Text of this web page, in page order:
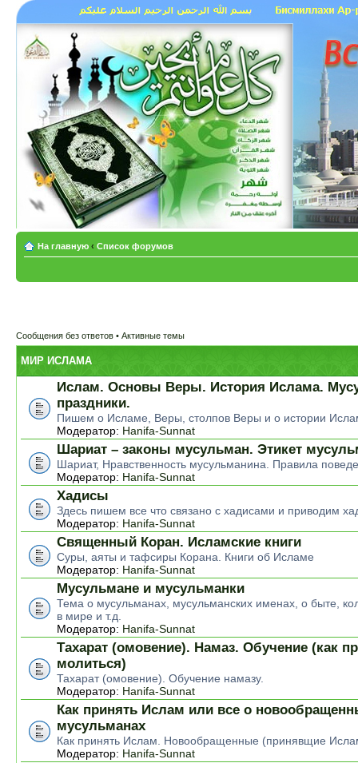
На главную ‹ Список форумов
Сообщения без ответов • Активные темы
МИР ИСЛАМА
Ислам. Основы Веры. История Ислама.
праздники.
Пишем о Исламе, Веры, столпов Веры и о истории
Модератор: Hanifa-Sunnat
Шариат – законы мусульман. Этикет
Шариат, Нравственность мусульманина. Правила
Модератор: Hanifa-Sunnat
Хадисы
Здесь пишем все что связано с хадисами и приводим
Модератор: Hanifa-Sunnat
Священный Коран. Исламские книги
Суры, аяты и тафсиры Корана. Книги об Исламе
Модератор: Hanifa-Sunnat
Мусульмане и мусульманки
Тема о мусульманах, мусульманских именах, о быте,
в мире и т.д.
Модератор: Hanifa-Sunnat
Тахарат (омовение). Намаз. Обучение (как
молиться)
Тахарат (омовение). Обучение намазу.
Модератор: Hanifa-Sunnat
Как принять Ислам или все о
мусульманах
Как принять Ислам. Новообращенные (принявщие
Модератор: Hanifa-Sunnat